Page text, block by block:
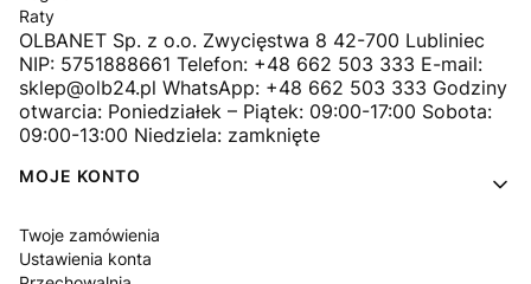
Raty
OLBANET Sp. z o.o. Zwycięstwa 8 42-700 Lubliniec
NIP: 5751888661 Telefon: +48 662 503 333 E-mail:
sklep@olb24.pl WhatsApp: +48 662 503 333 Godziny
otwarcia: Poniedziałek – Piątek: 09:00-17:00 Sobota:
09:00-13:00 Niedziela: zamknięte
MOJE KONTO
Twoje zamówienia
Ustawienia konta